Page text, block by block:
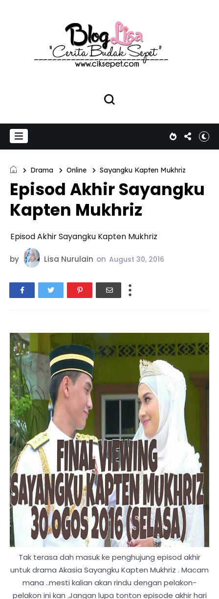
Drama Online Sayangku Kapten Mukhriz
Episod Akhir Sayangku
Kapten Mukhriz
Episod Akhir Sayangku Kapten Mukhriz
by Lisa Nurulain on August 30, 2016
Tak terasa dah masuk ke penghujung episod akhir
untuk drama Akasia Sayangku Kapten Mukhriz . Macam
mana ..mesti kalian akan rindu dengan pelakon-
pelakon ini kan .Jangan lupa tonton episode akhir hari